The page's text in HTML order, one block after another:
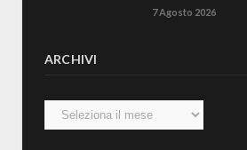
7 Agosto 2026
ARCHIVI
Archivi